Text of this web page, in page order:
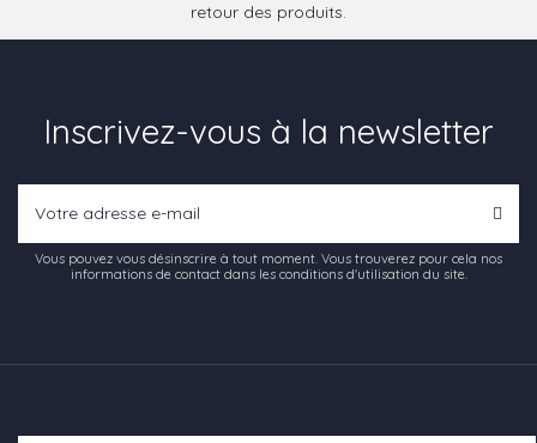
retour des produits.
Inscrivez-vous à la newsletter
Vous pouvez vous désinscrire à tout moment. Vous trouverez pour cela nos
informations de contact dans les conditions d'utilisation du site.